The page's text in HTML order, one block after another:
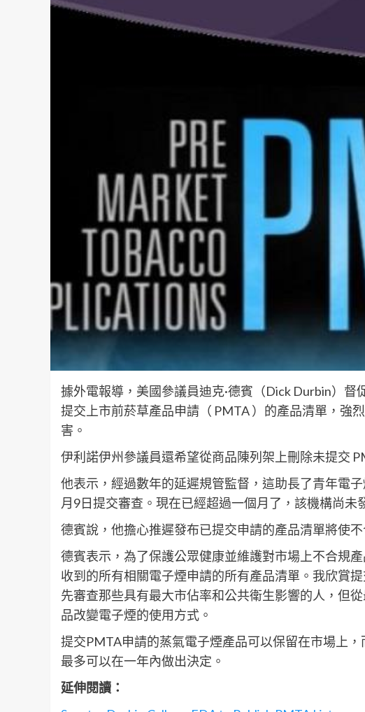
據外電報導，美國參議員迪克·德賓（Dick Durbin）
提交上市前菸草產品申請（ PMTA ）的產品清單，強
害。
伊利諾伊州參議員還希望從商品陳列架上刪除未提交
他表示，經過數年的延遲規管監督，這助長了青年電
月9日提交審查。現在已經超過一個月了，該機構尚未
德賓說，他擔心推遲發布已提交申請的產品清單將使
德賓表示，為了保護公眾健康並維護對市場上不合規
收到的所有相關電子煙申請的所有產品清單。我欣賞
先審查那些具有最大市佔率和公共衛生影響的人，但
品改變電子煙的使用方式。
提交PMTA申請的蒸氣電子煙產品可以保留在市場上
最多可以在一年內做出決定。
延伸閱讀：